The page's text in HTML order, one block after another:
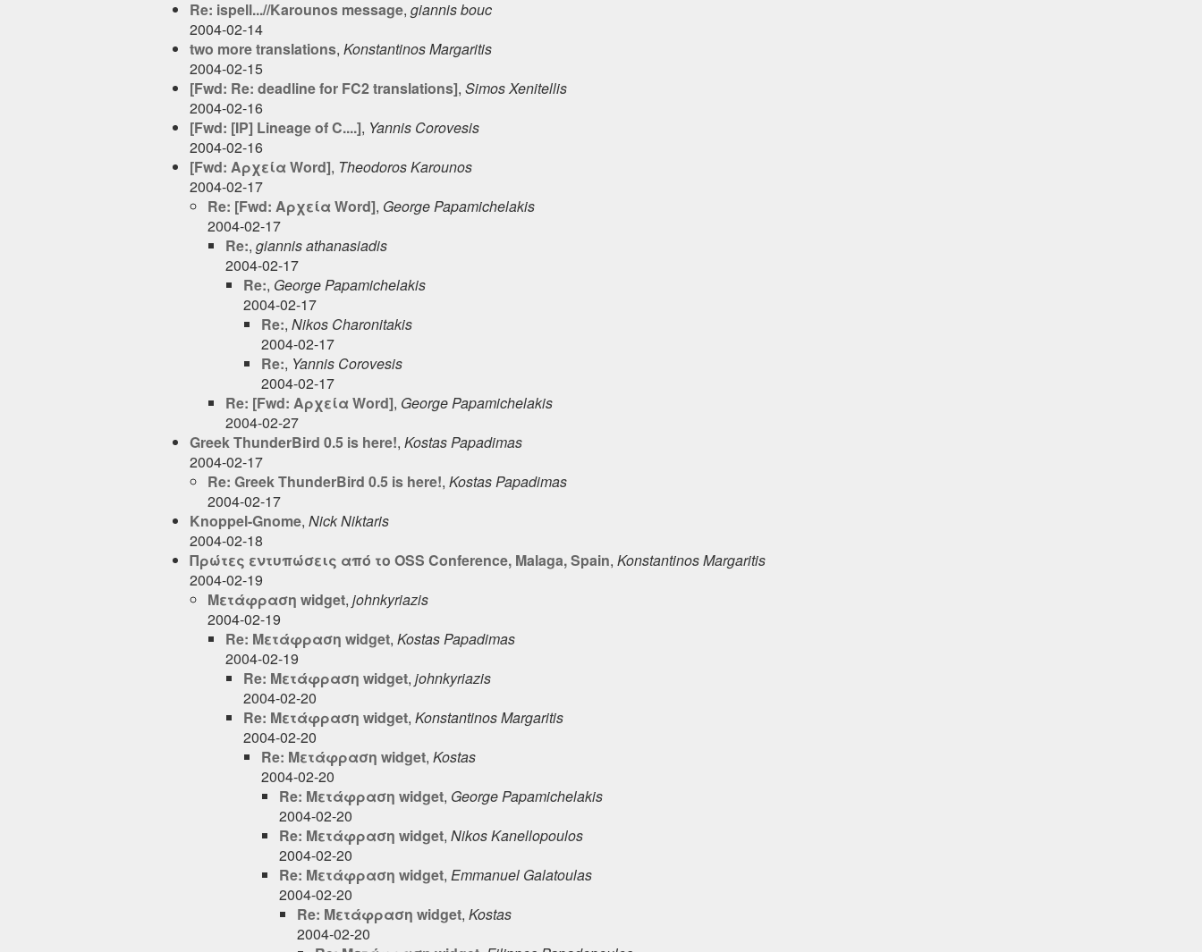
Re: ispell...//Karounos message, giannis bouc
2004-02-14
two more translations, Konstantinos Margaritis
2004-02-15
[Fwd: Re: deadline for FC2 translations], Simos Xenitellis
2004-02-16
[Fwd: [IP] Lineage of C....], Yannis Corovesis
2004-02-16
[Fwd: Αρχεία Word], Theodoros Karounos
2004-02-17
Re: [Fwd: Αρχεία Word], George Papamichelakis
2004-02-17
Re:, giannis athanasiadis
2004-02-17
Re:, George Papamichelakis
2004-02-17
Re:, Nikos Charonitakis
2004-02-17
Re:, Yannis Corovesis
2004-02-17
Re: [Fwd: Αρχεία Word], George Papamichelakis
2004-02-27
Greek ThunderBird 0.5 is here!, Kostas Papadimas
2004-02-17
Re: Greek ThunderBird 0.5 is here!, Kostas Papadimas
2004-02-17
Knoppel-Gnome, Nick Niktaris
2004-02-18
Πρώτες εντυπώσεις από το OSS Conference, Malaga, Spain, Konstantinos Margaritis
2004-02-19
Μετάφραση widget, johnkyriazis
2004-02-19
Re: Μετάφραση widget, Kostas Papadimas
2004-02-19
Re: Μετάφραση widget, johnkyriazis
2004-02-20
Re: Μετάφραση widget, Konstantinos Margaritis
2004-02-20
Re: Μετάφραση widget, Kostas
2004-02-20
Re: Μετάφραση widget, George Papamichelakis
2004-02-20
Re: Μετάφραση widget, Nikos Kanellopoulos
2004-02-20
Re: Μετάφραση widget, Emmanuel Galatoulas
2004-02-20
Re: Μετάφραση widget, Kostas
2004-02-20